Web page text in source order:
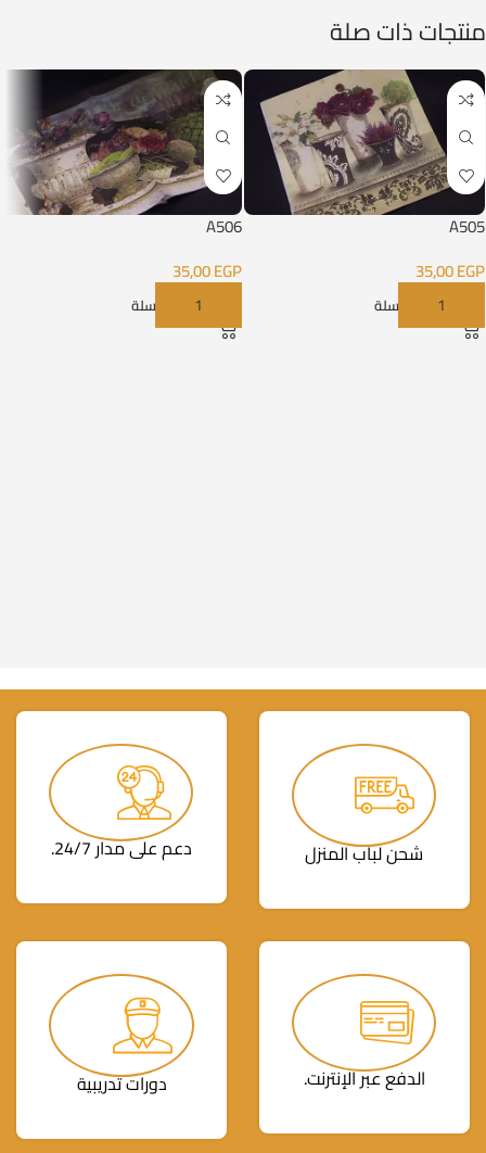
منتجات ذات صلة
A505
35,00EGP
إضافة إلى السلة
A506
35,00EGP
إضافة إلى السلة
شحن لباب المنزل دعم على مدار 24/7.
الدفع عبر الإنترنت. دورات تدريبية